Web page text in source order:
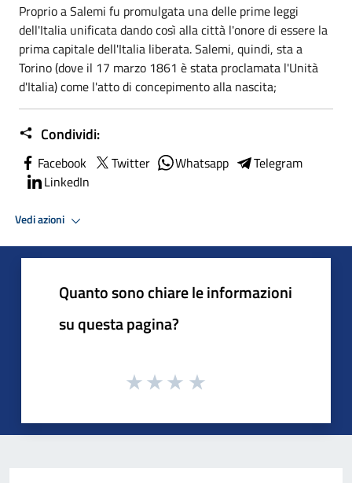
Proprio a Salemi fu promulgata una delle prime leggi
dell'Italia unificata dando così alla città l'onore di essere la
prima capitale dell'Italia liberata. Salemi, quindi, sta a
Torino (dove il 17 marzo 1861 è stata proclamata l'Unità
d'Italia) come l'atto di concepimento alla nascita;
Condividi:
Facebook Twitter Whatsapp
Telegram
LinkedIn
Vedi azioni
Quanto sono chiare le informazioni
su questa pagina?